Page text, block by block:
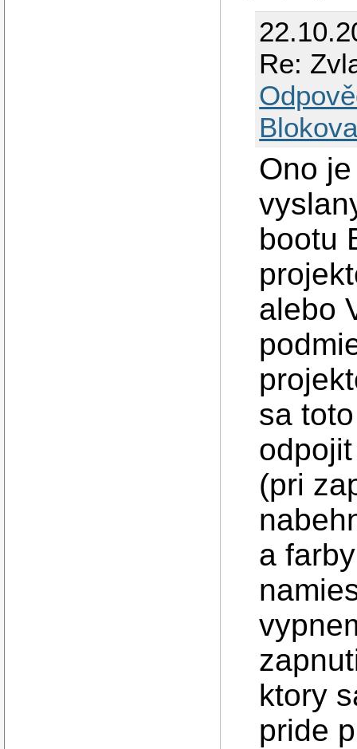
Re:
Ono
bootu
alebo
sa
(pri
a
ktory
pride